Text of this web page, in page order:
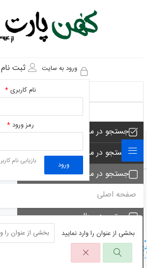
ورود به سایت
نام کاربری*
رمز ورود*
ورود بازیابی نام
ثبت
جستجو در مجموعه های فروشگاه
جستجو در محصولات فروشگاه
جستجو در مجموعه ها
جستجو - تماس ها
جستجو در مطلب
جستجو در خبر خوان
جستجو - برچسب ها
صفحه اصلی
بخشی از عنوان را وارد نمایید